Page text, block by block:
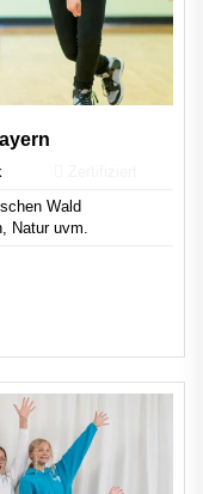
Wald
Natur uvm.